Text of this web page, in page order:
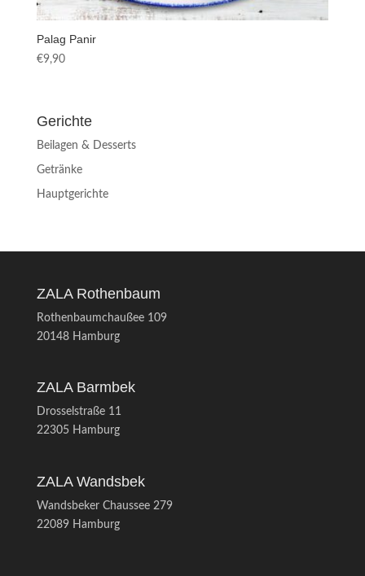
Palag Panir
€9,90
Gerichte
Beilagen & Desserts
Getränke
Hauptgerichte
ZALA Rothenbaum
Rothenbaumchaußee 109
20148 Hamburg
ZALA Barmbek
Drosselstraße 11
22305 Hamburg
ZALA Wandsbek
Wandsbeker Chaussee 279
22089 Hamburg